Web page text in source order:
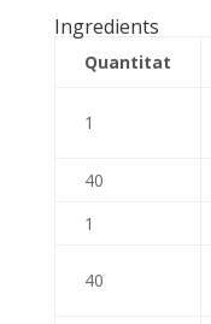
Ingredients
Quantitat
1
40
1
40